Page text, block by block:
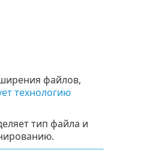
файлов,
технологию
тип файла и